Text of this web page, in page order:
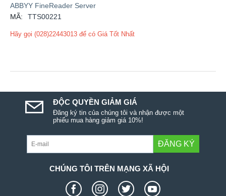
ABBYY FineReader Server
MÃ:
TTS00221
Hãy gọi (028)22443013 để có Giá Tốt Nhất
ĐỘC QUYỀN GIẢM GIÁ
Đăng ký tin của chúng tôi và nhận được một
phiếu mua hàng giảm giá 10%!
ĐĂNG KÝ
CHÚNG TÔI TRÊN MẠNG XÃ HỘI